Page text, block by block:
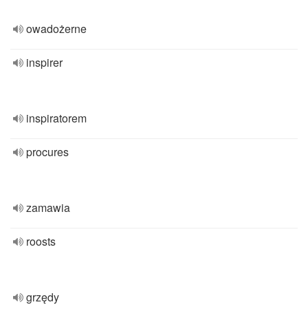
owadożerne
inspirer
inspiratorem
procures
zamawia
roosts
grzędy